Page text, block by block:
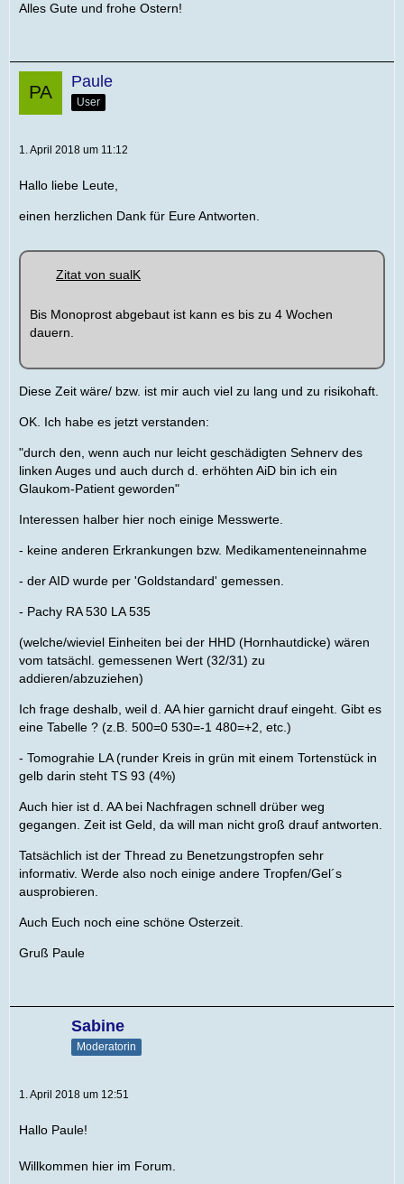
Alles Gute und frohe Ostern!
Paule
User
1. April 2018 um 11:12
Hallo liebe Leute,
einen herzlichen Dank für Eure Antworten.
Zitat von sualK
Bis Monoprost abgebaut ist kann es bis zu 4 Wochen
dauern.
Diese Zeit wäre/ bzw. ist mir auch viel zu lang und zu risikohaft.
OK. Ich habe es jetzt verstanden:
"durch den, wenn auch nur leicht geschädigten Sehnerv des
linken Auges und auch durch d. erhöhten AiD bin ich ein
Glaukom-Patient geworden"
Interessen halber hier noch einige Messwerte.
- keine anderen Erkrankungen bzw. Medikamenteneinnahme
- der AID wurde per 'Goldstandard' gemessen.
- Pachy RA 530 LA 535
(welche/wieviel Einheiten bei der HHD (Hornhautdicke) wären
vom tatsächl. gemessenen Wert (32/31) zu
addieren/abzuziehen)
Ich frage deshalb, weil d. AA hier garnicht drauf eingeht. Gibt es
eine Tabelle ? (z.B. 500=0 530=-1 480=+2, etc.)
- Tomograhie LA (runder Kreis in grün mit einem Tortenstück in
gelb darin steht TS 93 (4%)
Auch hier ist d. AA bei Nachfragen schnell drüber weg
gegangen. Zeit ist Geld, da will man nicht groß drauf antworten.
Tatsächlich ist der Thread zu Benetzungstropfen sehr
informativ. Werde also noch einige andere Tropfen/Gel´s
ausprobieren.
Auch Euch noch eine schöne Osterzeit.
Gruß Paule
Sabine
Moderatorin
1. April 2018 um 12:51
Hallo Paule!
Willkommen hier im Forum.